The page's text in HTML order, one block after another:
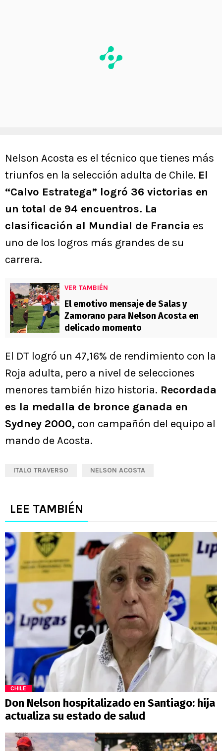
Nelson Acosta es el técnico que tienes más
triunfos en la selección adulta de Chile. El
“Calvo Estratega” logró 36 victorias en
un total de 94 encuentros. La
clasificación al Mundial de Francia es
uno de los logros más grandes de su
carrera.
VER TAMBIÉN
El emotivo mensaje de Salas y
Zamorano para Nelson Acosta en
delicado momento
El DT logró un 47,16% de rendimiento con la
Roja adulta, pero a nivel de selecciones
menores también hizo historia. Recordada
es la medalla de bronce ganada en
Sydney 2000, con campañón del equipo al
mando de Acosta.
ITALO TRAVERSO NELSON ACOSTA
LEE TAMBIÉN
CHILE
Don Nelson hospitalizado en Santiago: hija
actualiza su estado de salud